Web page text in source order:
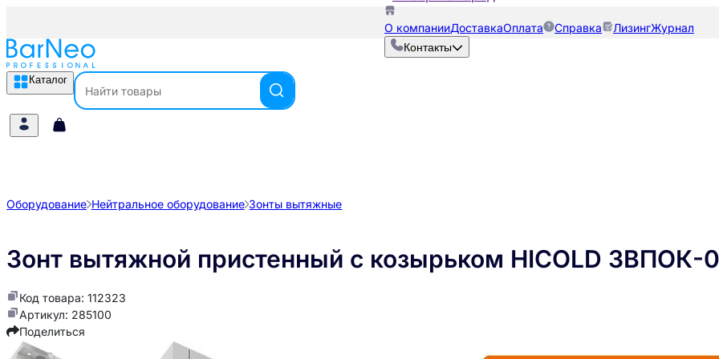
О компанииДоставкаОплата Справка ЛизингЖурнал
Контакты
Каталог
Оборудование Нейтральное оборудование Зонты вытяжные
Зонт вытяжной пристенный с козырьком HICOLD ЗВПОК-
Код товара: 112323
Артикул: 285100
Поделиться